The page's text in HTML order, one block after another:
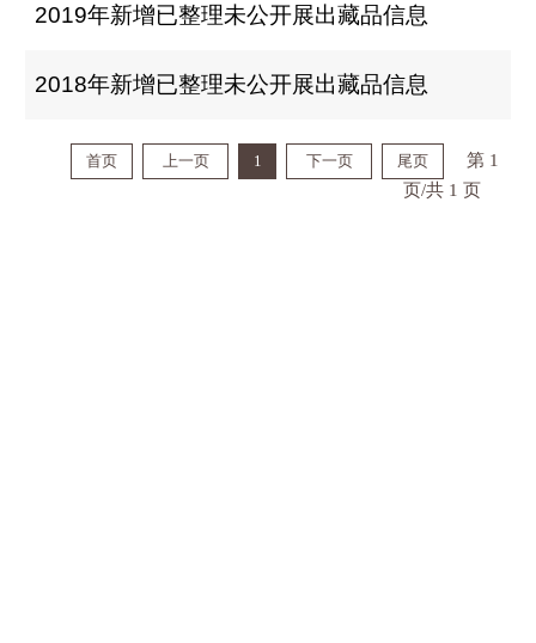
2019年新增已整理未公开展出藏品信息
2018年新增已整理未公开展出藏品信息
首页 上一页 1 下一页 尾页
第 1
页/共 1 页